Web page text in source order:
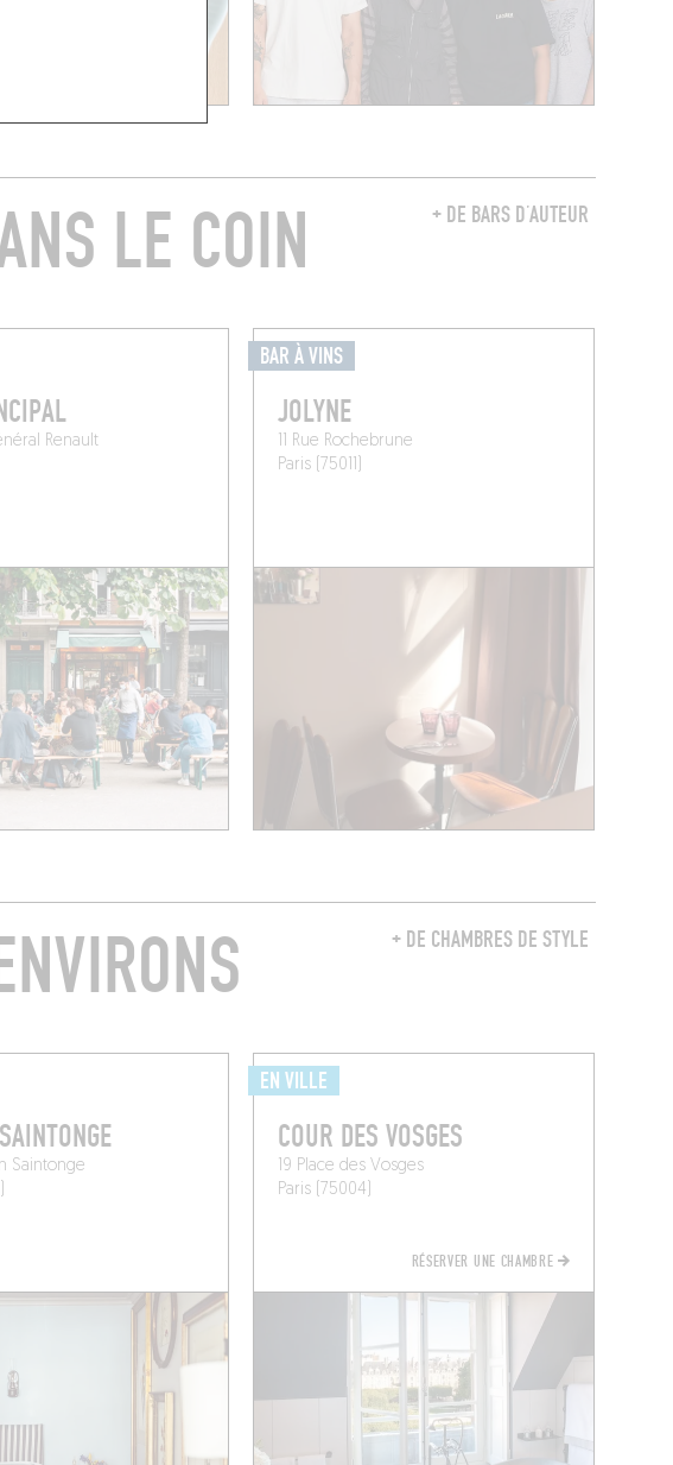
+ DE BARS D’AUTEUR
LE COIN
Renault
BAR À VINS
JOLYNE
11 Rue Rochebrune
Paris (75011)
+ DE CHAMBRES DE STYLE
Saintonge
EN VILLE
COUR DES VOSGES
19 Place des Vosges
Paris (75004)
RÉSERVER UNE CHAMBRE